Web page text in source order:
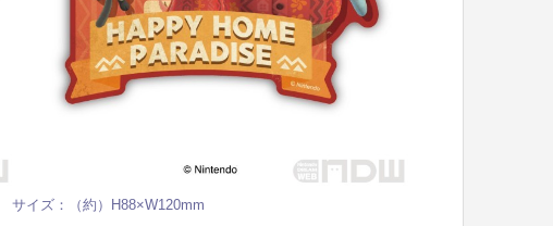
サイズ：（約）H88×W120mm